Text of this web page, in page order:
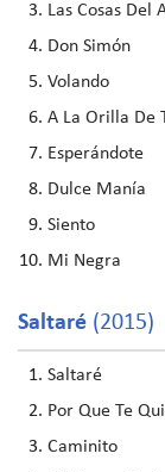
Las Cosas Del
Don Simón
Volando
A La Orilla De
Esperándote
Dulce Manía
Siento
Mi Negra
Saltaré (2015)
Saltaré
Por Que Te
Caminito